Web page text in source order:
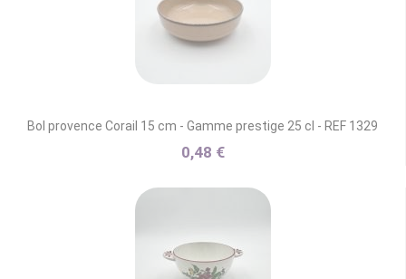
Bol provence Corail 15 cm - Gamme prestige 25 cl - REF 1329
0,48 €